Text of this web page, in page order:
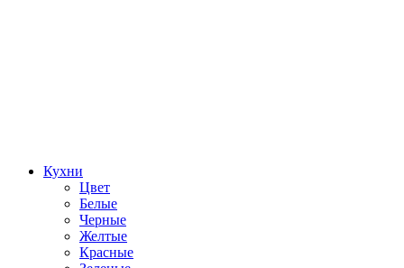
Кухни
Цвет
Белые
Черные
Желтые
Красные